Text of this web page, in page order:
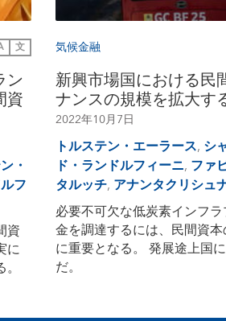
文
ン
資
・
フ
資
に
気候金融
新興市場国における民
ナンスの規模を拡大す
2022年10月7日
トルステン・エーラース, シ
ド・ランドルフィーニ, ファ
タルッチ, アナンタクリシュ
必要不可欠な低炭素インフ
金を調達するには、民間資
に重要となる。 発展途上国
だ。